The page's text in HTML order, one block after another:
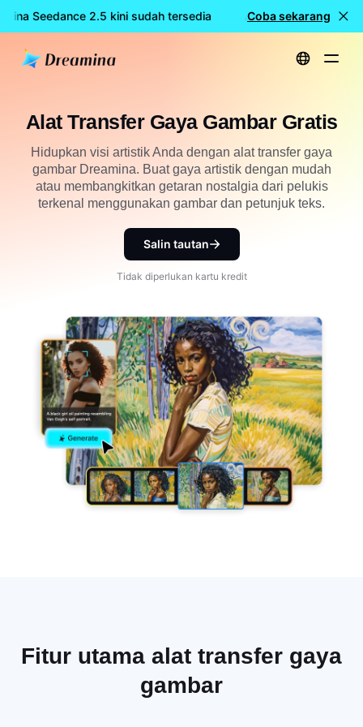
Seedance 2.5 kini sudah tersedia 🎉 Model baru LIVE:
Coba sekarang
Beranda Alat Transfer Gaya Gambar Gratis
Alat Transfer Gaya Gambar Gratis
Hidupkan visi artistik Anda dengan alat transfer gaya
gambar Dreamina. Buat gaya artistik dengan mudah
atau membangkitkan getaran nostalgia dari pelukis
terkenal menggunakan gambar dan petunjuk teks.
Salin tautan
Tidak diperlukan kartu kredit
Fitur utama alat transfer gaya
gambar